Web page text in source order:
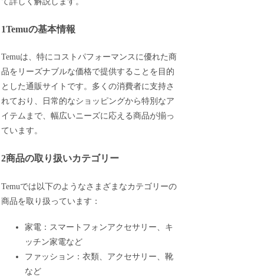
1Temuの基本情報
Temuは、特にコストパフォーマンスに優れた商
品をリーズナブルな価格で提供することを目的
とした通販サイトです。多くの消費者に支持さ
れており、日常的なショッピングから特別なア
イテムまで、幅広いニーズに応える商品が揃っ
ています。
2商品の取り扱いカテゴリー
Temuでは以下のようなさまざまなカテゴリーの
商品を取り扱っています：
家電：スマートフォンアクセサリー、キ
ッチン家電など
ファッション：衣類、アクセサリー、靴
など